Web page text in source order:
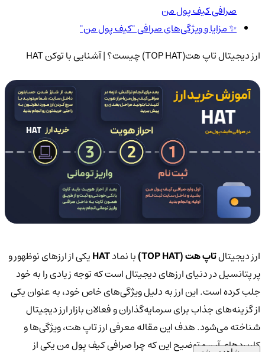
صرافی کیف پول من
✨ مزایا و ویژگی‌های صرافی "کیف پول من"
ارز دیجیتال تاپ هت(TOP HAT) چیست؟ | آشنایی با توکن HAT
ارز دیجیتالتاپ هت (TOP HAT) با نمادHATیکی از ارزهای نوظهور و
پر پتانسیل در دنیای ارزهای دیجیتال است که توجه زیادی را به خود
جلب کرده است. این ارز به دلیل ویژگی‌های خاص خود، به عنوان یکی
از گزینه‌های جذاب برای سرمایه‌گذاران و فعالان بازار ارز دیجیتال
شناخته می‌شود. هدف این مقاله معرفی ارز تاپ هت، ویژگی‌ها و
کاربردهای آن، و توضیح این که چرا صرافی کیف پول من یکی از